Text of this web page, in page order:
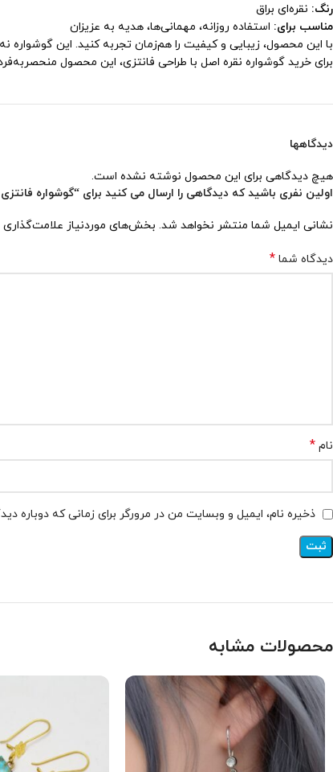
رنگ: نقره‌ای براق
مناسب برای: استفاده روزانه، مهمانی‌ها، هدیه به عزیزان
با این محصول، زیبایی و کیفیت را هم‌زمان تجربه کنید. این گوشواره
برای خرید گوشواره نقره اصل با طراحی فانتزی، این محصول
دیدگاهها
هیچ دیدگاهی برای این محصول نوشته نشده است.
اولین نفری باشید که دیدگاهی را ارسال می کنید برای “گوشواره فانتزی نقره
نشانی ایمیل شما منتشر نخواهد شد. بخش‌های موردنیاز علامت‌گذاری
دیدگاه شما *
نام *
ذخیره نام، ایمیل و وبسایت من در مرورگر برای زمانی که دوباره
محصولات مشابه